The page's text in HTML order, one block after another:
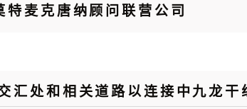
特麦克唐纳顾问联营公司
汇处和相关道路以连接中九龙干